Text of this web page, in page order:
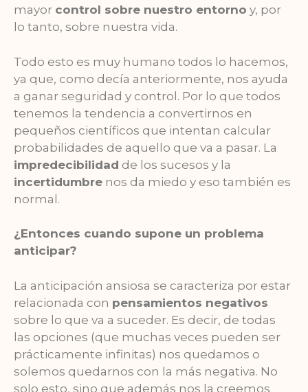
mayor control sobre nuestro entorno y, por
lo tanto, sobre nuestra vida.
Todo esto es muy humano todos lo hacemos,
ya que, como decía anteriormente, nos ayuda
a ganar seguridad y control. Por lo que todos
tenemos la tendencia a convertirnos en
pequeños científicos que intentan calcular
probabilidades de aquello que va a pasar. La
impredecibilidad de los sucesos y la
incertidumbre nos da miedo y eso también es
normal.
¿Entonces cuando supone un problema
anticipar?
La anticipación ansiosa se caracteriza por estar
relacionada con pensamientos negativos
sobre lo que va a suceder. Es decir, de todas
las opciones (que muchas veces pueden ser
prácticamente infinitas) nos quedamos o
solemos quedarnos con la más negativa. No
solo esto, sino que además nos la creemos